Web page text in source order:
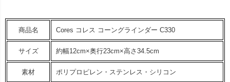
商品名 Cores コレス コーングラインダー C330
サイズ 約幅12cm×奥行23cm×高さ34.5cm
素材 ポリプロピレン・ステンレス・シリコン